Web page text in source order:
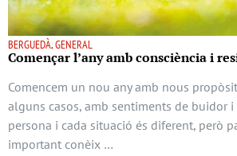
BERGUEDÀ, GENERAL
Començar l’any amb consciència i
Comencem un nou any amb nous
alguns casos, amb sentiments de buidor i
persona i cada situació és diferent, però
important conèix …